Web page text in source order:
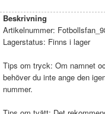
Beskrivning
Artikelnummer:
Lagerstatus: Finns i lager
Tips om tryck: Om namnet
behöver du inte ange den
nummer.